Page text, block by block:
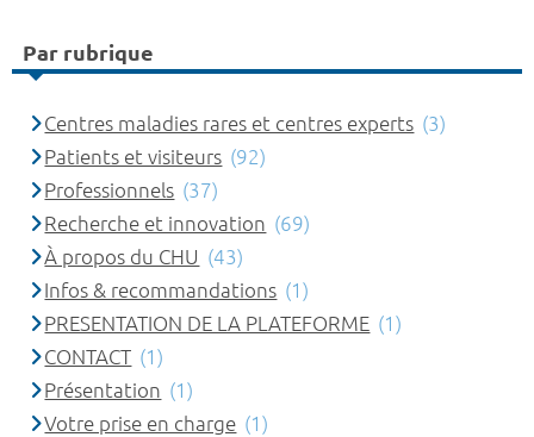
Par rubrique
Centres maladies rares et centres experts (3)
Patients et visiteurs (92)
Professionnels (37)
Recherche et innovation (69)
À propos du CHU (43)
Infos & recommandations (1)
PRESENTATION DE LA PLATEFORME (1)
CONTACT (1)
Présentation (1)
Votre prise en charge (1)